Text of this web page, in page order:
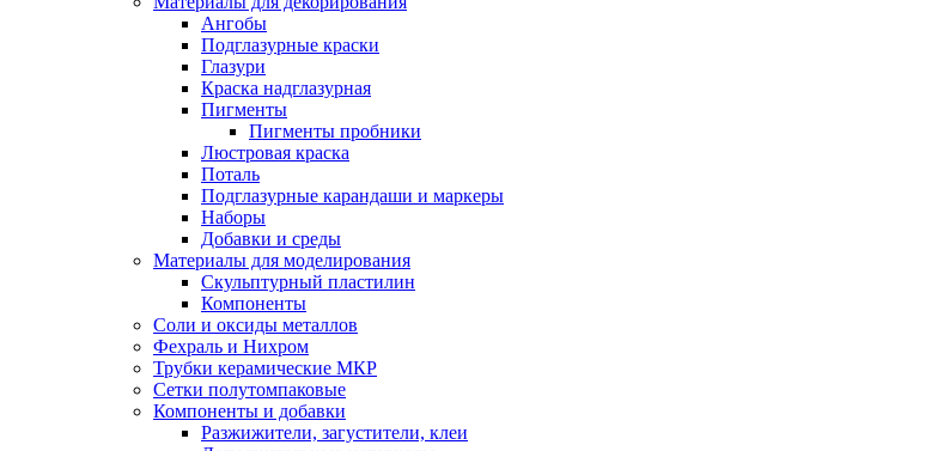
Ангобы
Подглазурные краски
Глазури
Краска надглазурная
Пигменты
Пигменты пробники
Люстровая краска
Поталь
Подглазурные карандаши и маркеры
Наборы
Добавки и среды
Материалы для моделирования
Скульптурный пластилин
Компоненты
Соли и оксиды металлов
Фехраль и Нихром
Трубки керамические МКР
Сетки полутомпаковые
Компоненты и добавки
Разжижители, загустители, клеи